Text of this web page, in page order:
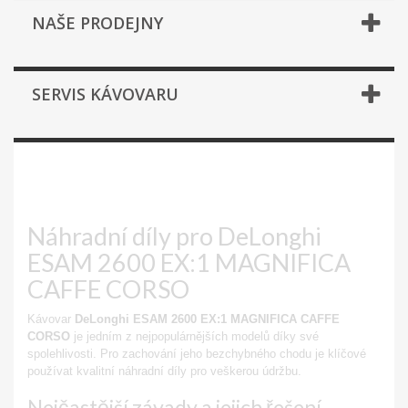
NAŠE PRODEJNY
SERVIS KÁVOVARU
Náhradní díly pro DeLonghi
ESAM 2600 EX:1 MAGNIFICA
CAFFE CORSO
Kávovar DeLonghi ESAM 2600 EX:1 MAGNIFICA CAFFE
CORSO je jedním z nejpopulárnějších modelů díky své
spolehlivosti. Pro zachování jeho bezchybného chodu je klíčové
používat kvalitní náhradní díly pro veškerou údržbu.